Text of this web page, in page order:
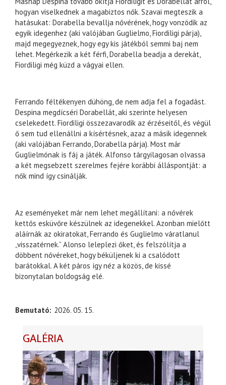
hogyan viselkednek a magabiztos nők. Szavai megteszik a
hatásukat: Dorabella bevallja nővérének, hogy vonzódik az
egyik idegenhez (aki valójában Guglielmo, Fiordiligi párja),
majd megegyeznek, hogy egy kis játékból semmi baj nem
lehet. Megérkezik a két férfi, Dorabella beadja a derekát,
Fiordiligi még küzd a vágyai ellen.
Ferrando féltékenyen dühöng, de nem adja fel a fogadást.
Despina megdícséri Dorabellát, aki szerinte helyesen
cselekedett. Fiordiligi összezavarodik az érzéseitől, és végül
ő sem tud ellenállni a kísértésnek, azaz a másik idegennek
(aki valójában Ferrando, Dorabella párja). Most már
Guglielmónak is fáj a játék. Alfonso tárgyilagosan olvassa
a két megsebzett szerelmes fejére korábbi álláspontját: a
nők mind így csinálják.
Az eseményeket már nem lehet megállítani: a nővérek
kettős esküvőre készülnek az idegenekkel. Azonban mielőtt
aláírnák az okiratokat, Ferrando és Guglielmo váratlanul
„visszatérnek.” Alonso leleplezi őket, és felszólítja a
döbbent nővéreket, hogy béküljenek ki a csalódott
barátokkal. A két páros így néz a közös, de kissé
bizonytalan boldogság elé.
Bemutató 2026. 05. 15.
GALÉRIA